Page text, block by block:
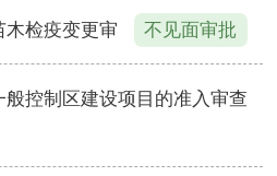
木检疫变更审 不见面审批
控制区建设项目的准入审查